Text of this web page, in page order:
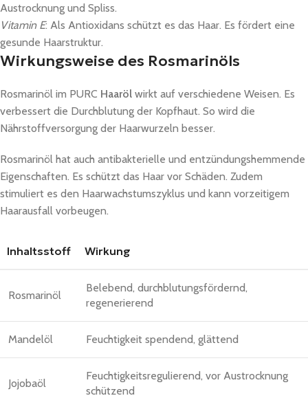
Austrocknung und Spliss.
Vitamin E: Als Antioxidans schützt es das Haar. Es fördert eine
gesunde Haarstruktur.
Wirkungsweise des Rosmarinöls
Rosmarinöl im PURC Haaröl wirkt auf verschiedene Weisen. Es
verbessert die Durchblutung der Kopfhaut. So wird die
Nährstoffversorgung der Haarwurzeln besser.
Rosmarinöl hat auch antibakterielle und entzündungshemmende
Eigenschaften. Es schützt das Haar vor Schäden. Zudem
stimuliert es den Haarwachstumszyklus und kann vorzeitigem
Haarausfall vorbeugen.
Inhaltsstoff Wirkung
Rosmarinöl
Belebend, durchblutungsfördernd,
regenerierend
Mandelöl Feuchtigkeit spendend, glättend
Jojobaöl
Feuchtigkeitsregulierend, vor Austrocknung
schützend